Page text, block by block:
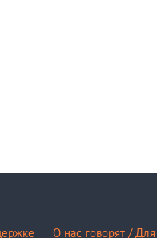
О нас говорят / Для